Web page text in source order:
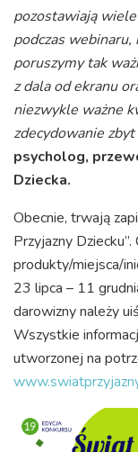
pozostawiają wiele
podczas
poruszymy tak
z dala od ekranu
niezwykle ważne
zdecydowanie zbyt
psycholog,
Dziecka.
Obecnie, trwają
Przyjazny
produkty/miejsca/
23 lipca – 11
darowizny należy
Wszystkie
utworzonej na